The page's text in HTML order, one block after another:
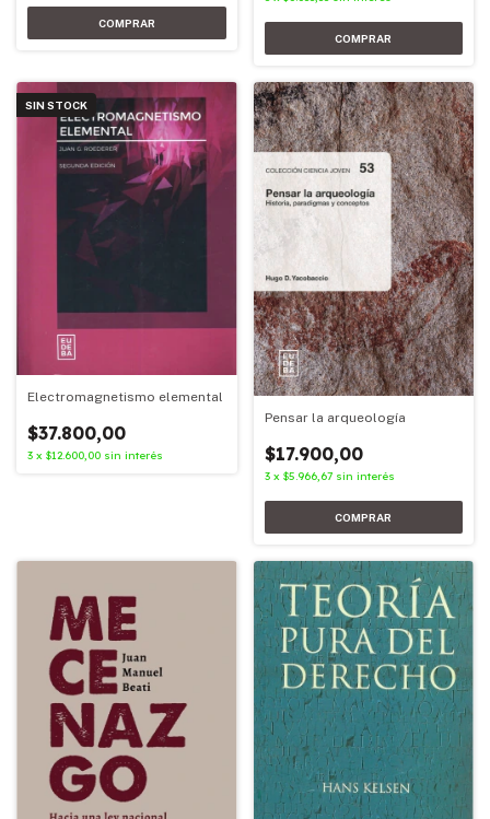
SIN STOCK
Electromagnetismo elemental
$37.800,00
3 x $12.600,00 sin interés
Pensar la arqueología
$17.900,00
3 x $5.966,67 sin interés